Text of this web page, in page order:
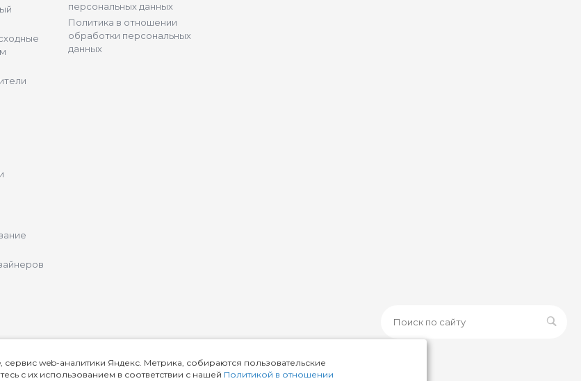
персональных данных
Политика в отношении
обработки персональных
данных
сервис web-аналитики Яндекс. Метрика, собираются пользовательские
с их использованием в соответствии с нашей Политикой в отношении